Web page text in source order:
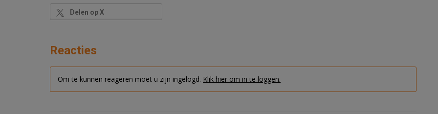
Delen op X
Reacties
Om te kunnen reageren moet u zijn ingelogd. Klik hier om in te loggen.